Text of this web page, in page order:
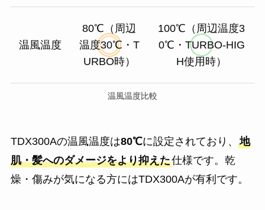
温風温度
80℃（周辺
温度30℃・T
URBO時）
100℃（周辺温度3
0℃・TURBO-HIG
H使用時）
温風温度比較
TDX300Aの温風温度は80℃に設定されており、 地
肌・髪へのダメージをより抑えた仕様です。乾
燥・傷みが気になる方にはTDX300Aが有利です。